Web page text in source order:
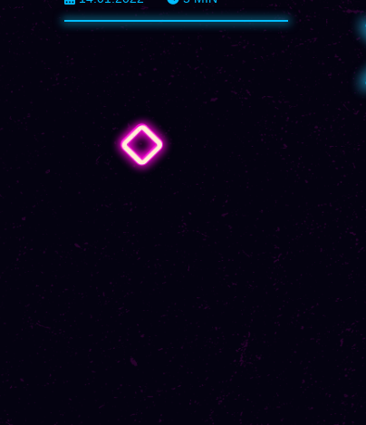
L’ENVIRONNEMENT DANS
LEQUEL VOUS ALLEZ
COMMENCER VOTRE
CARRIÈRE.